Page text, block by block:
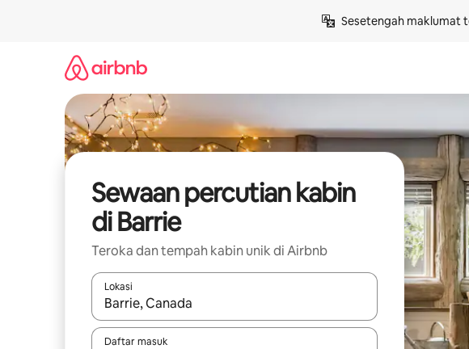
Sesetengah maklumat
Sewaan percutian kabin
di Barrie
Teroka dan tempah kabin unik di Airbnb
Lokasi
Apabila hasil tersedia, navigasi dengan kekunci anak panah atas
Daftar masuk